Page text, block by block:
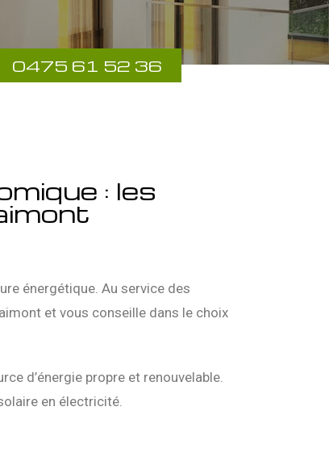
0475 61 52 36
: les
énergétique. Au service des
et vous conseille dans le choix
d’énergie propre et renouvelable.
en électricité.